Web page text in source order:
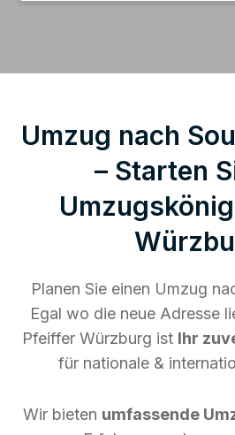
Umzug nach
– Starten
Planen Sie einen Umzug
Egal wo die neue Adresse
Pfeiffer Würzburg ist Ihr
für nationale &
Wir bieten umfassende